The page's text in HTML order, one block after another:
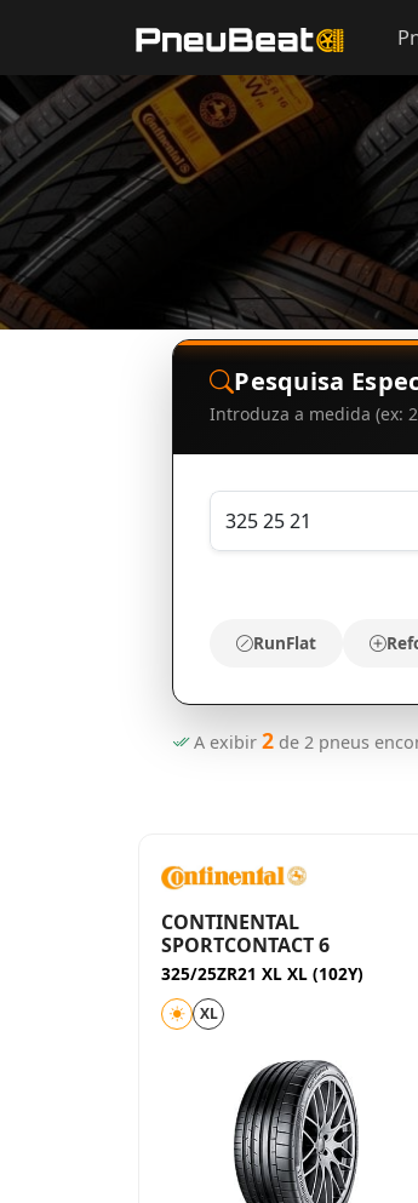
Pesquisa
Introduza a medida (ex:
RunFlat
A exibir 2de 2pneus
CONTINENTAL
SPORTCONTACT 6
325/25ZR21 XL XL (102Y)
XL